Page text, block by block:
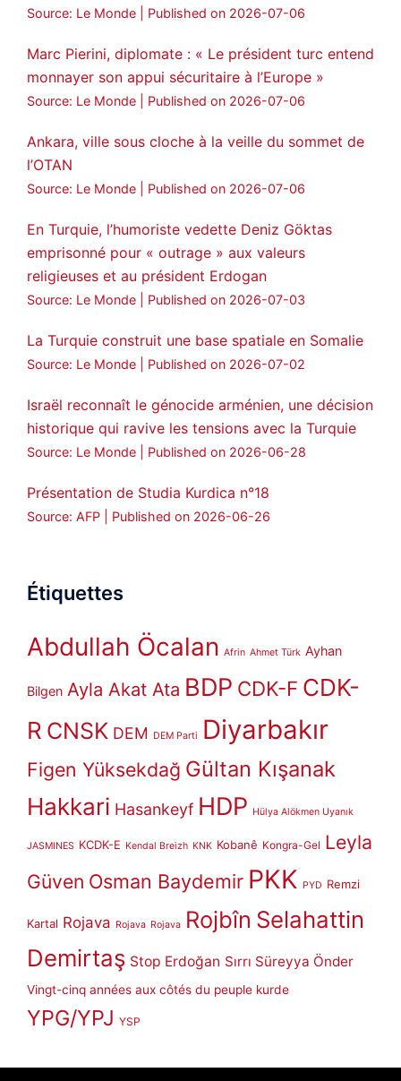
Source: Le Monde Published on 2026-07-06
Marc Pierini, diplomate : « Le président turc entend
monnayer son appui sécuritaire à l’Europe »
Source: Le Monde Published on 2026-07-06
Ankara, ville sous cloche à la veille du sommet de
l’OTAN
Source: Le Monde Published on 2026-07-06
En Turquie, l’humoriste vedette Deniz Göktas
emprisonné pour « outrage » aux valeurs
religieuses et au président Erdogan
Source: Le Monde Published on 2026-07-03
La Turquie construit une base spatiale en Somalie
Source: Le Monde Published on 2026-07-02
Israël reconnaît le génocide arménien, une décision
historique qui ravive les tensions avec la Turquie
Source: Le Monde Published on 2026-06-28
Présentation de Studia Kurdica n°18
Source: AFP Published on 2026-06-26
Étiquettes
Abdullah Öcalan Afrin Ahmet Türk Ayhan
Bilgen Ayla Akat Ata BDP CDK-F CDK-
R CNSK DEM DEM Parti Diyarbakır
Figen Yüksekdağ Gültan Kışanak
Hakkari Hasankeyf HDP Hülya Alökmen Uyanık
JASMINES KCDK-E Kendal Breizh KNK Kobanê Kongra-Gel Leyla
Güven Osman Baydemir PKK PYD Remzi
Kartal Rojava Rojava Rojava Rojbîn Selahattin
Demirtaş Stop Erdoğan Sırrı Süreyya Önder
Vingt-cinq années aux côtés du peuple kurde
YPG/YPJ YSP